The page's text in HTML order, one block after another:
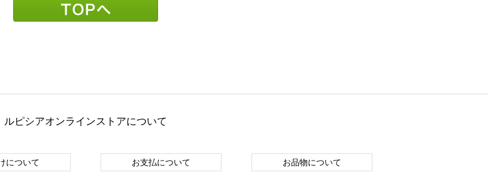
ルピシアオンラインストアについて
について お支払について お品物について